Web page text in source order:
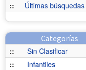
::
Últimas búsquedas
Categorías
::
Sin Clasificar
::
Infantiles